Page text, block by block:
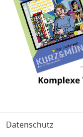
Fußbereich
Datenschutz